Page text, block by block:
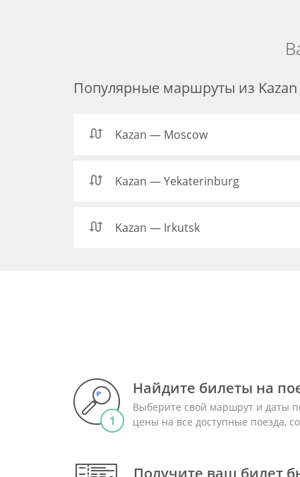
Популярные маршруты из Kazan
Kazan — Moscow
Kazan — Yekaterinburg
Kazan — Irkutsk
Найдите билеты на
Выберите свой маршрут и даты
цены на все доступные поезда,
Получите ваш билет